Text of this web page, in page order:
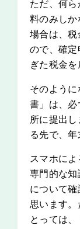
ただ、何
料のみし
場合は、
ので、確
ぎた税金を
そのよう
書」は、必
所に提出
る先で、年
スマホによ
専門的な
について
思います
とっては